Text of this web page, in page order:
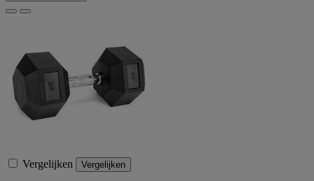
Vergelijken Vergelijken